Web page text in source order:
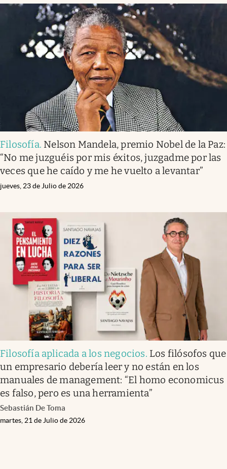
Filosofía. Nelson Mandela, premio Nobel de la Paz:
“No me juzguéis por mis éxitos, juzgadme por las
veces que he caído y me he vuelto a levantar”
jueves, 23 de Julio de 2026
Filosofía aplicada a los negocios. Los filósofos que
un empresario debería leer y no están en los
manuales de management: “El homo economicus
es falso, pero es una herramienta”
Sebastián De Toma
martes, 21 de Julio de 2026